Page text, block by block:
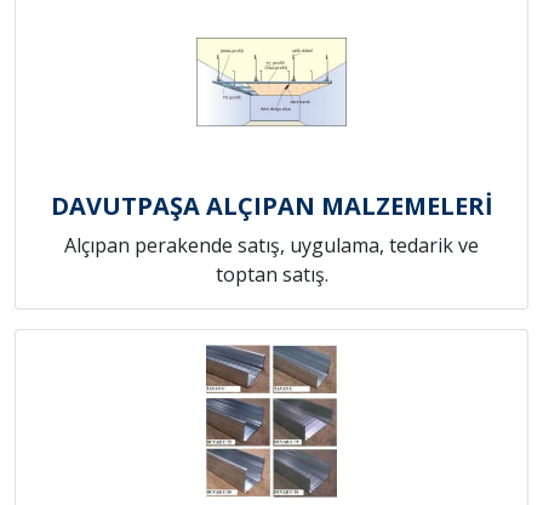
DAVUTPAŞA ALÇIPAN MALZEMELERİ
Alçıpan perakende satış, uygulama, tedarik ve
toptan satış.